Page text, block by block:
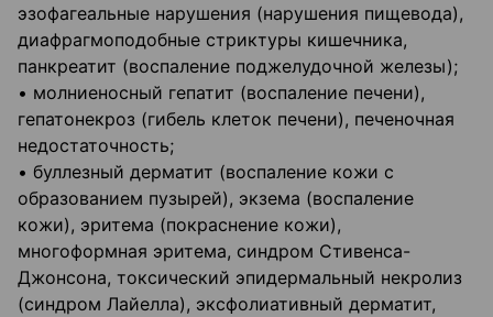
эзофагеальные нарушения (нарушения пищевода),
диафрагмоподобные стриктуры кишечника,
панкреатит (воспаление поджелудочной железы);
• молниеносный гепатит (воспаление печени),
гепатонекроз (гибель клеток печени), печеночная
недостаточность;
• буллезный дерматит (воспаление кожи с
образованием пузырей), экзема (воспаление
кожи), эритема (покраснение кожи),
многоформная эритема, синдром Стивенса-
Джонсона, токсический эпидермальный некролиз
(синдром Лайелла), эксфолиативный дерматит,